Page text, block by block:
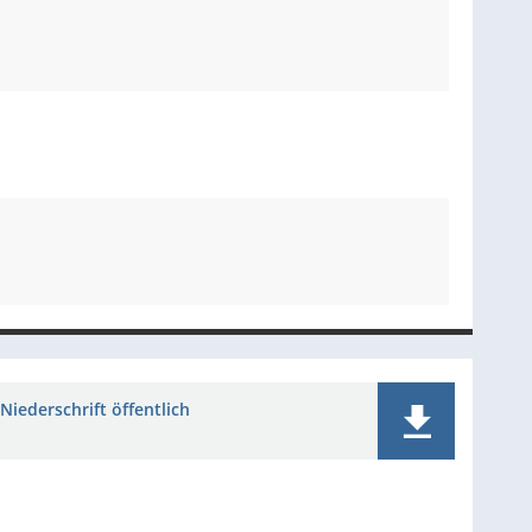
Niederschrift öffentlich